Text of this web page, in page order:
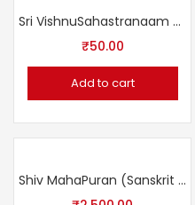
Sri VishnuSahastranaam श्रीविष्णुसहस्रनाम [शांकरभाष्य-हिन्दी-अनुवादसहित ]
₹50.00
Add to cart
Shiv MahaPuran (Sanskrit Hindi Sampoorn)